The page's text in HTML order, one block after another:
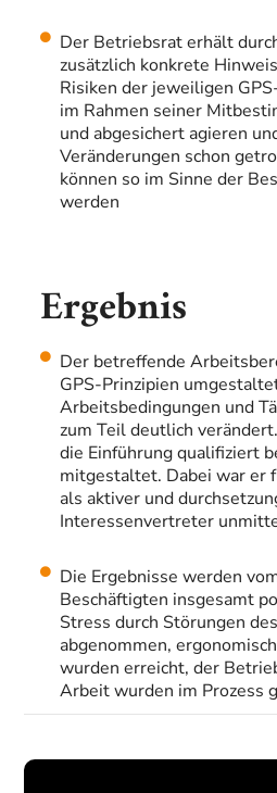
Der Betriebsrat erhält
zusätzlich konkrete
Risiken der jeweiligen
im Rahmen seiner
und abgesichert agieren
Veränderungen schon
können so im Sinne der
werden
Ergebnis
Der betreffende
GPS-Prinzipien
Arbeitsbedingungen und
zum Teil deutlich
die Einführung qualifiziert
mitgestaltet. Dabei war er
als aktiver und
Interessenvertreter
Die Ergebnisse werden
Beschäftigten insgesamt
Stress durch Störungen
abgenommen,
wurden erreicht, der
Arbeit wurden im Prozess